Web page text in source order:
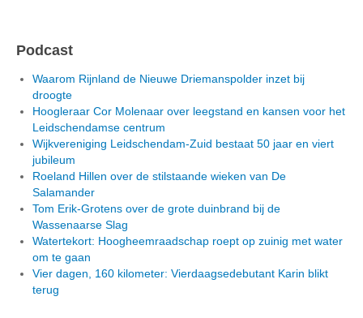
Podcast
Waarom Rijnland de Nieuwe Driemanspolder inzet bij
droogte
Hoogleraar Cor Molenaar over leegstand en kansen voor het
Leidschendamse centrum
Wijkvereniging Leidschendam-Zuid bestaat 50 jaar en viert
jubileum
Roeland Hillen over de stilstaande wieken van De
Salamander
Tom Erik-Grotens over de grote duinbrand bij de
Wassenaarse Slag
Watertekort: Hoogheemraadschap roept op zuinig met water
om te gaan
Vier dagen, 160 kilometer: Vierdaagsedebutant Karin blikt
terug